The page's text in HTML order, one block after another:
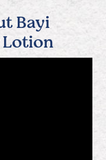
Bayi
Lotion